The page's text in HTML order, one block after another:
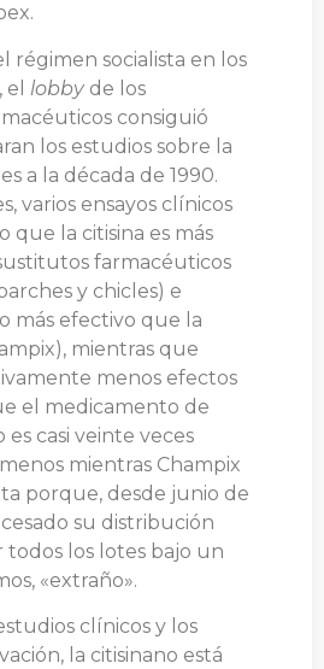
régimen socialista en los
lobby de los
consiguió
los estudios sobre la
a la década de 1990.
varios ensayos clínicos
que la citisina es más
farmacéuticos
y chicles) e
más efectivo que la
mientras que
menos efectos
el medicamento de
es casi veinte veces
mientras Champix
porque, desde junio de
su distribución
todos los lotes bajo un
«extraño».
clínicos y los
la citisinano está